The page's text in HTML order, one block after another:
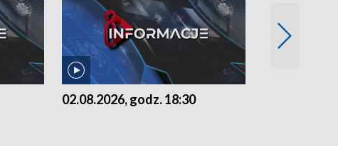
02.08.2026, godz. 18:30